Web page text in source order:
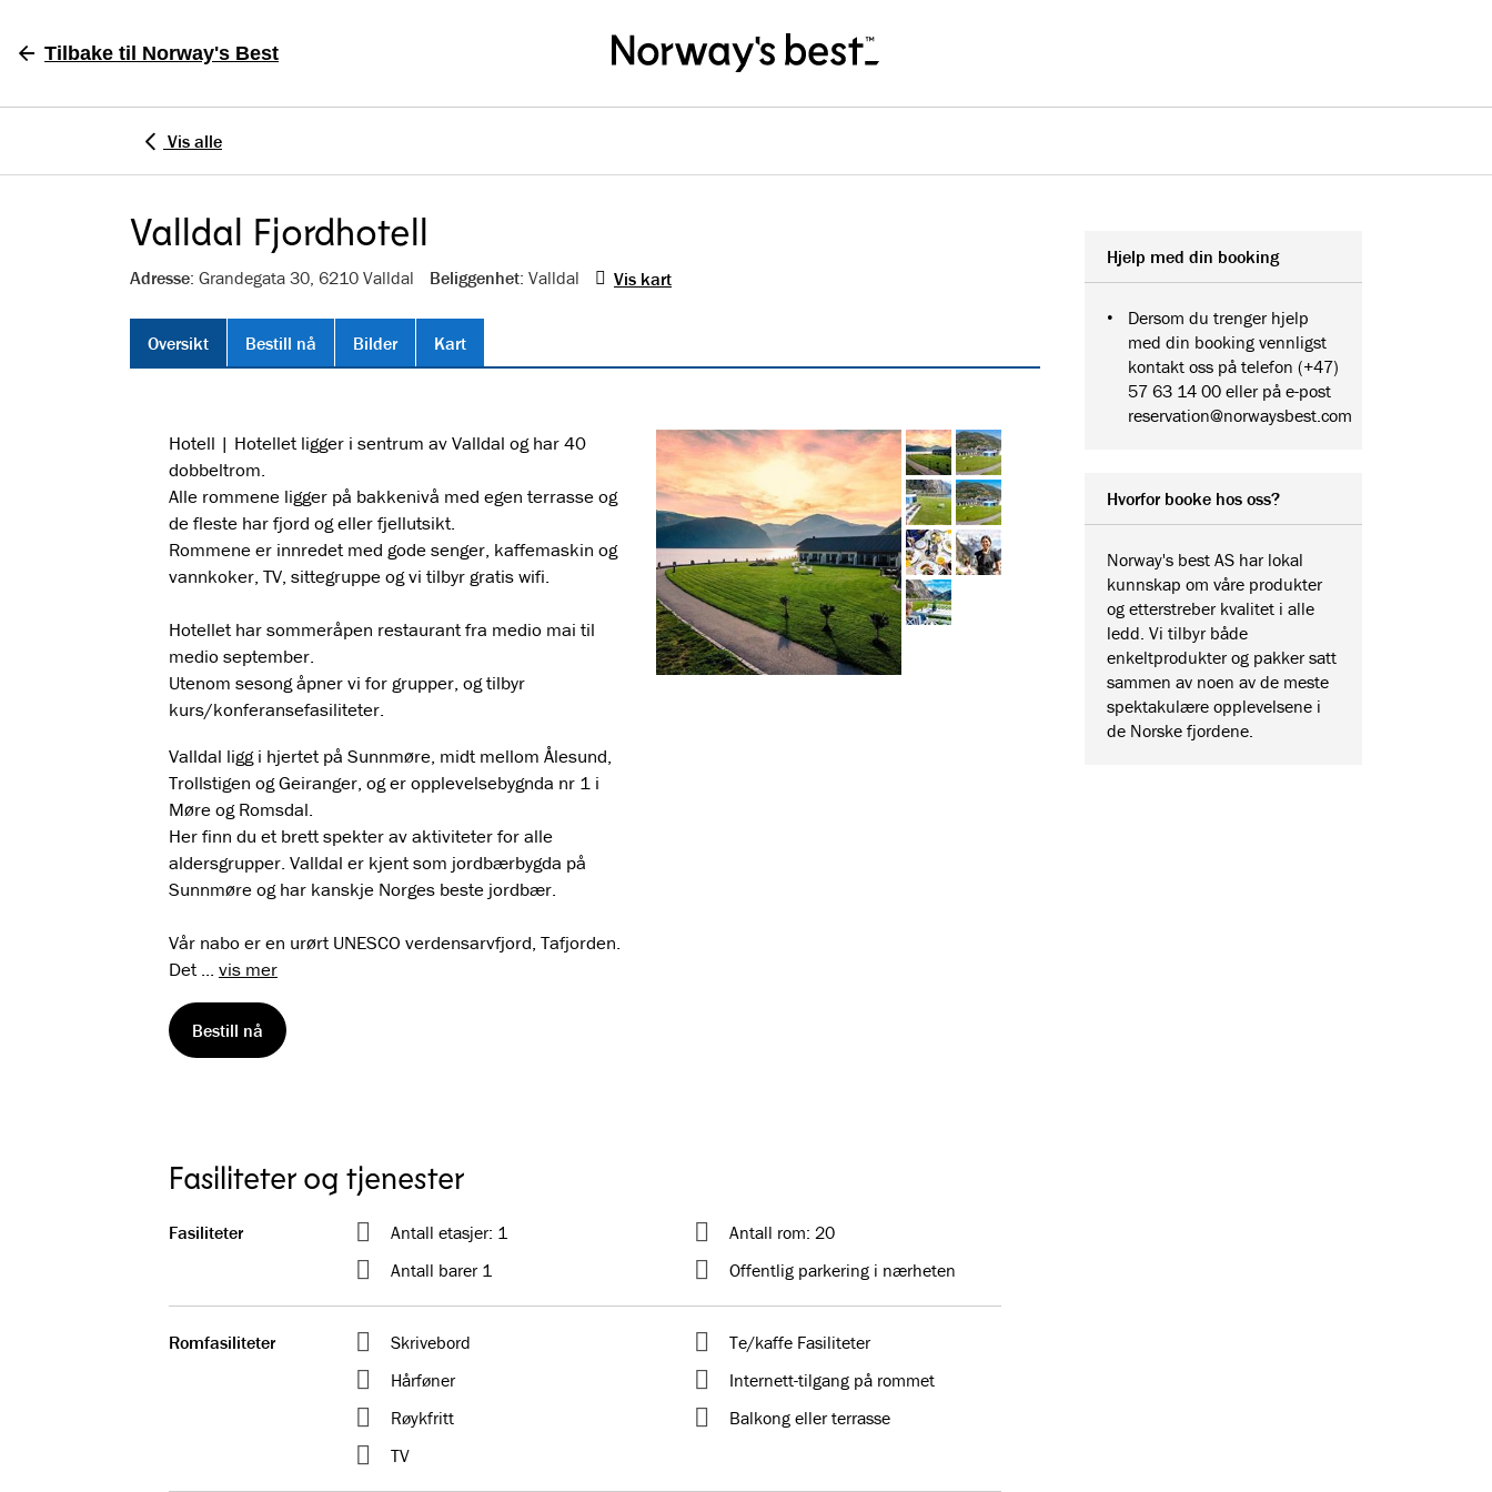
Tilbake til Norway's Best
Vis alle
Valldal Fjordhotell
Adresse: Grandegata 30, 6210 Valldal Beliggenhet: Valldal Vis kart
Oversikt Bestill nå Bilder Kart
Hotell | Hotellet ligger i sentrum av Valldal og har 40
dobbeltrom.
Alle rommene ligger på bakkenivå med egen terrasse og
de fleste har fjord og eller fjellutsikt.
Rommene er innredet med gode senger, kaffemaskin og
vannkoker, TV, sittegruppe og vi tilbyr gratis wifi.
Hotellet har sommeråpen restaurant fra medio mai til
medio september.
Utenom sesong åpner vi for grupper, og tilbyr
kurs/konferansefasiliteter.
Valldal ligg i hjertet på Sunnmøre, midt mellom Ålesund,
Trollstigen og Geiranger, og er opplevelsebygnda nr 1 i
Møre og Romsdal.
Her finn du et brett spekter av aktiviteter for alle
aldersgrupper. Valldal er kjent som jordbærbygda på
Sunnmøre og har kanskje Norges beste jordbær.
Vår nabo er en urørt UNESCO verdensarvfjord, Tafjorden.
Det... vis mer
Bestill nå
Fasiliteter og tjenester
Fasiliteter Antall etasjer: 1
Antall rom: 20
Antall barer 1
Offentlig parkering i nærheten
Romfasiliteter Skrivebord
Te/kaffe Fasiliteter
Hårføner
Internett-tilgang på rommet
Røykfritt
Balkong eller terrasse
TV
Hjelp med din booking
Dersom du trenger hjelp
med din booking vennligst
kontakt oss på telefon (+47)
57 63 14 00 eller på e-post
reservation@norwaysbest.com
Hvorfor booke hos oss?
Norway's best AS har lokal
kunnskap om våre produkter
og etterstreber kvalitet i alle
ledd. Vi tilbyr både
enkeltprodukter og pakker satt
sammen av noen av de meste
spektakulære opplevelsene i
de Norske fjordene.